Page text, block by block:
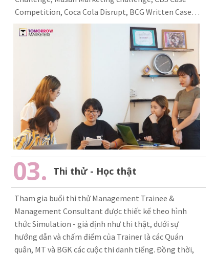
Competition, Coca Cola Disrupt, BCG Written Case…
03. Thi thử - Học thật
Tham gia buổi thi thử Management Trainee &
Management Consultant được thiết kế theo hình
thức Simulation - giả định như thi thật, dưới sự
hướng dẫn và chấm điểm của Trainer là các Quán
quân, MT và BGK các cuộc thi danh tiếng. Đồng thời,